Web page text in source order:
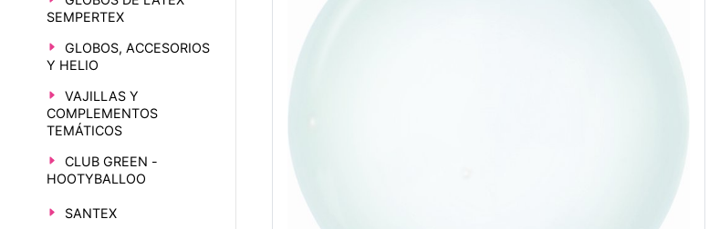
SEMPERTEX
GLOBOS, ACCESORIOS
Y HELIO
VAJILLAS Y
COMPLEMENTOS
TEMÁTICOS
CLUB GREEN -
HOOTYBALLOO
SANTEX